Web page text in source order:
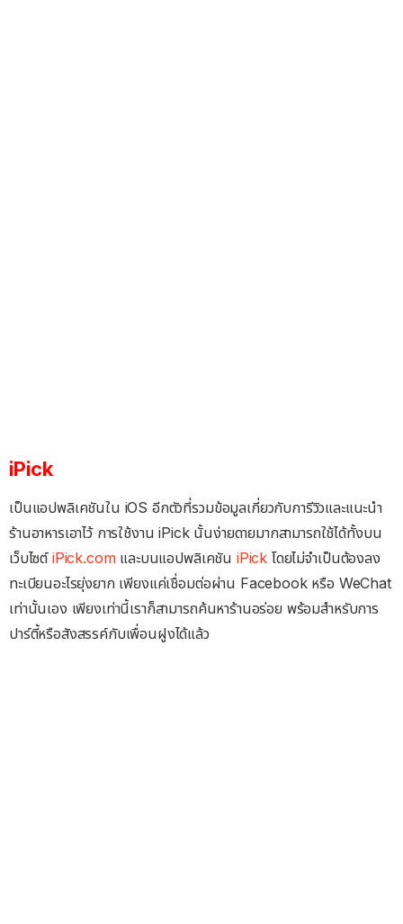
iPick
เป็นแอปพลิเคชันใน iOS อีกตัวที่รวมข้อมูลเกี่ยวกับการีวิวและแนะนำ
ร้านอาหารเอาไว้ การใช้งาน iPick นั้นง่ายดายมากสามารถใช้ได้ทั้งบน
เว็บไซต์ iPick.comและบนแอปพลิเคชัน iPick โดยไม่จำเป็นต้องลง
ทะเบียนอะไรยุ่งยาก เพียงแค่เชื่อมต่อผ่าน Facebook หรือ WeChat
เท่านั้นเอง เพียงเท่านี้เราก็สามารถค้นหาร้านอร่อย พร้อมสำหรับการ
ปาร์ตี้หรือสังสรรค์กับเพื่อนฝูงได้แล้ว